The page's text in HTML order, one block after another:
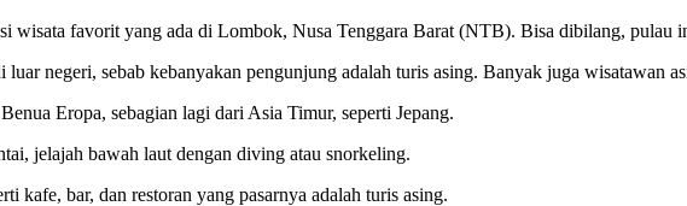
wisata favorit yang ada di Lombok, Nusa Tenggara Barat (NTB). Bisa dibilang, pulau
negeri, sebab kebanyakan pengunjung adalah turis asing. Banyak juga wisatawan
Eropa, sebagian lagi dari Asia Timur, seperti Jepang.
jelajah bawah laut dengan diving atau snorkeling.
kafe, bar, dan restoran yang pasarnya adalah turis asing.